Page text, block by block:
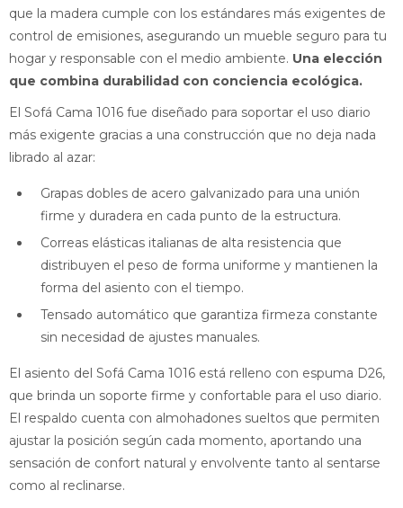
que la madera cumple con los estándares más exigentes de
control de emisiones, asegurando un mueble seguro para tu
hogar y responsable con el medio ambiente. Una elección
que combina durabilidad con conciencia ecológica.
El Sofá Cama 1016 fue diseñado para soportar el uso diario
más exigente gracias a una construcción que no deja nada
librado al azar:
Grapas dobles de acero galvanizado para una unión
firme y duradera en cada punto de la estructura.
Correas elásticas italianas de alta resistencia que
distribuyen el peso de forma uniforme y mantienen la
forma del asiento con el tiempo.
Tensado automático que garantiza firmeza constante
sin necesidad de ajustes manuales.
El asiento del Sofá Cama 1016 está relleno con espuma D26,
que brinda un soporte firme y confortable para el uso diario.
El respaldo cuenta con almohadones sueltos que permiten
ajustar la posición según cada momento, aportando una
sensación de confort natural y envolvente tanto al sentarse
como al reclinarse.